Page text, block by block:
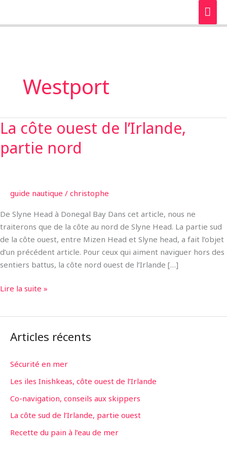
Westport
La côte ouest de l’Irlande,
partie nord
guide nautique / christophe
De Slyne Head à Donegal Bay Dans cet article, nous ne
traiterons que de la côte au nord de Slyne Head. La partie sud
de la côte ouest, entre Mizen Head et Slyne head, a fait l’objet
d’un précédent article. Pour ceux qui aiment naviguer hors des
sentiers battus, la côte nord ouest de l’Irlande […]
La
côte
ouest
nord
Lire la suite »
Articles récents
Sécurité en mer
Les iles Inishkeas, côte ouest de l’Irlande
Co-navigation, conseils aux skippers
La côte sud de l’Irlande, partie ouest
Recette du pain à l’eau de mer